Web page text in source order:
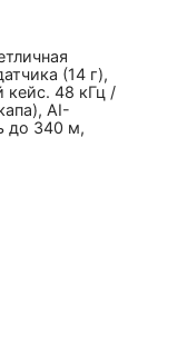
(14 г),
кейс. 48 кГц /
AI-
до 340 м,